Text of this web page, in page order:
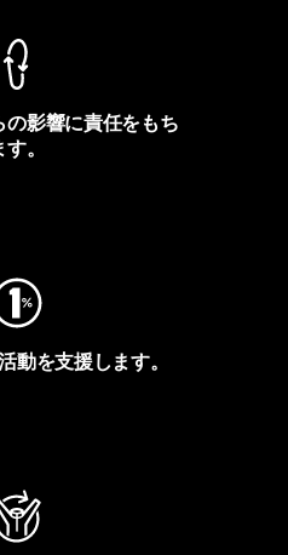
影響に責任をもち
す。
動を支援します。